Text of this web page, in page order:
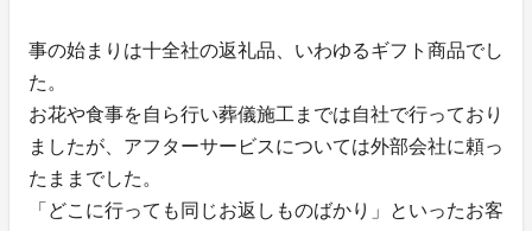
事の始まりは十全社の返礼品、いわゆるギフト商品でし
た。
お花や食事を自ら行い葬儀施工までは自社で行っており
ましたが、アフターサービスについては外部会社に頼っ
たままでした。
「どこに行っても同じお返しものばかり」といったお客